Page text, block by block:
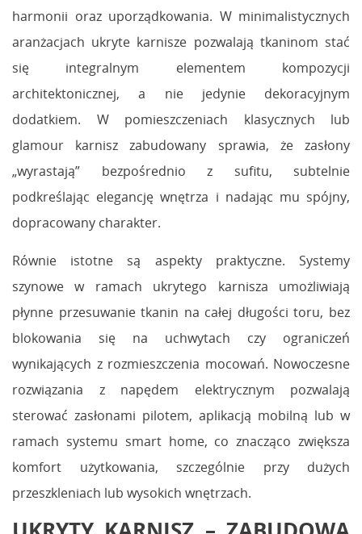
harmonii oraz uporządkowania. W minimalistycznych
aranżacjach ukryte karnisze pozwalają tkaninom stać
się integralnym elementem kompozycji
architektonicznej, a nie jedynie dekoracyjnym
dodatkiem. W pomieszczeniach klasycznych lub
glamour karnisz zabudowany sprawia, że zasłony
„wyrastają” bezpośrednio z sufitu, subtelnie
podkreślając elegancję wnętrza i nadając mu spójny,
dopracowany charakter.
Równie istotne są aspekty praktyczne. Systemy
szynowe w ramach ukrytego karnisza umożliwiają
płynne przesuwanie tkanin na całej długości toru, bez
blokowania się na uchwytach czy ograniczeń
wynikających z rozmieszczenia mocowań. Nowoczesne
rozwiązania z napędem elektrycznym pozwalają
sterować zasłonami pilotem, aplikacją mobilną lub w
ramach systemu smart home, co znacząco zwiększa
komfort użytkowania, szczególnie przy dużych
przeszkleniach lub wysokich wnętrzach.